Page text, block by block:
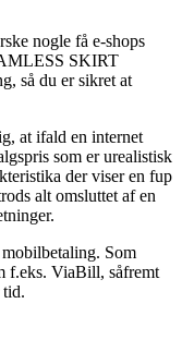
nogle få e-shops
SKIRT
så du er sikret at
at ifald en internet
som er urealistisk
der viser en fup
alt omsluttet af en
Som
f.eks. ViaBill, såfremt
tid.